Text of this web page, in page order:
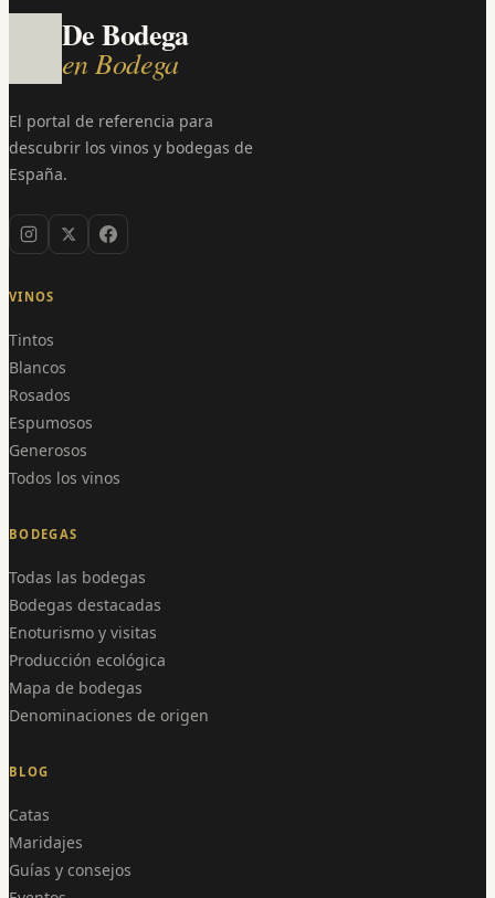
De Bodega
en Bodega
El portal de referencia para
descubrir los vinos y bodegas de
España.
VINOS
Tintos
Blancos
Rosados
Espumosos
Generosos
Todos los vinos
BODEGAS
Todas las bodegas
Bodegas destacadas
Enoturismo y visitas
Producción ecológica
Mapa de bodegas
Denominaciones de origen
BLOG
Catas
Maridajes
Guías y consejos